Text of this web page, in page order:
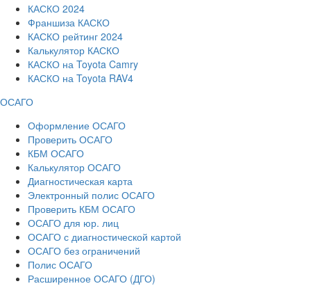
КАСКО 2024
Франшиза КАСКО
КАСКО рейтинг 2024
Калькулятор КАСКО
КАСКО на Toyota Camry
КАСКО на Toyota RAV4
ОСАГО
Оформление ОСАГО
Проверить ОСАГО
КБМ ОСАГО
Калькулятор ОСАГО
Диагностическая карта
Электронный полис ОСАГО
Проверить КБМ ОСАГО
ОСАГО для юр. лиц
ОСАГО с диагностической картой
ОСАГО без ограничений
Полис ОСАГО
Расширенное ОСАГО (ДГО)